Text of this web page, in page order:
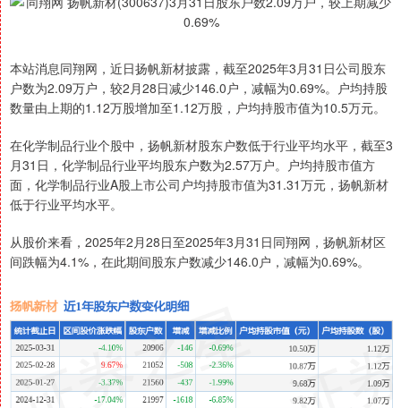
本站消息同翔网，近日扬帆新材披露，截至2025年3月31日公司股东
户数为2.09万户，较2月28日减少146.0户，减幅为0.69%。户均持股
数量由上期的1.12万股增加至1.12万股，户均持股市值为10.5万元。
在化学制品行业个股中，扬帆新材股东户数低于行业平均水平，截至3
月31日，化学制品行业平均股东户数为2.57万户。户均持股市值方
面，化学制品行业A股上市公司户均持股市值为31.31万元，扬帆新材
低于行业平均水平。
从股价来看，2025年2月28日至2025年3月31日同翔网，扬帆新材区
间跌幅为4.1%，在此期间股东户数减少146.0户，减幅为0.69%。